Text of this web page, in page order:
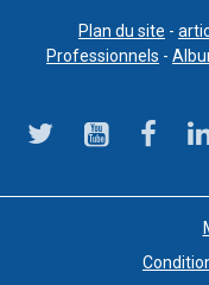
Plan du site -
Professionnels -